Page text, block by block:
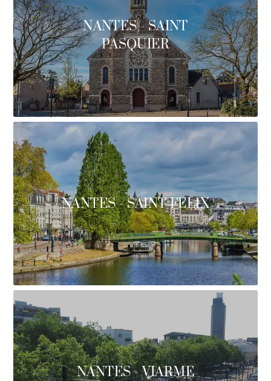
NANTES - SAINT
PASQUIER
NANTES - SAINT FELIX
NANTES - VIARME